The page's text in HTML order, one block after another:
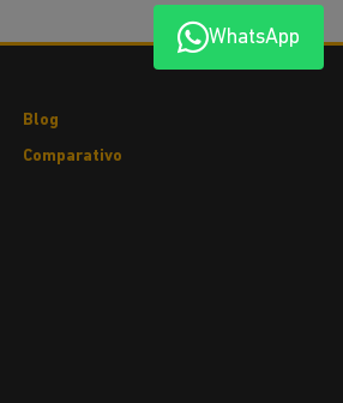
WhatsApp
Blog
Comparativo